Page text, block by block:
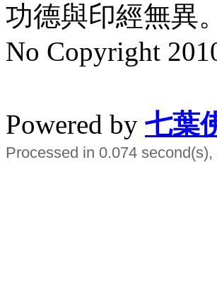
功德與印經無異。
No Copyright
Powered by 七葉
Processed in 0.074